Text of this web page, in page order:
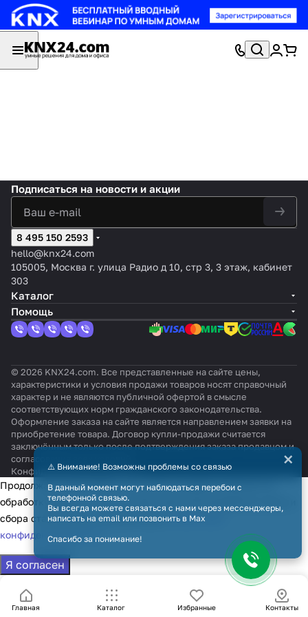
Главная Каталог Избранные Контакты
Подписаться на новости и акции
8 495 150 2593
hello@knx24.com
105005, Москва г. улица Радио д 10, стр 3, 3 этаж, кабинет
303
Каталог
Помощь
© 2026 KNX24.com. Все представленные на сайте цены,
характеристики и условия продажи товаров носят справочный
характер и не являются публичной офертой в смысле
соответствующих норм гражданского законодательства.
Оформление заказа на сайте является направлением заявки на
приобретение товара. Договор купли-продажи считается
заключённым только после подтверждения заказа продавцом и
согласования всех условий.
КонфиденциальностьОферта
⚠️ Внимание! Возможны проблемы со связью
В данный момент могут наблюдаться перебои с
телефонной связью.
Вы всегда можете связаться с нами через мессенджеры,
написать на email или позвонить в Max
Спасибо за понимание!
×
Продолжая использовать наш сайт, вы даёте согласие на
обработку файлов cookie в целях функционирования сайта и
сбора статистики в соответствии сполитикой
конфиденциальности
Я согласен